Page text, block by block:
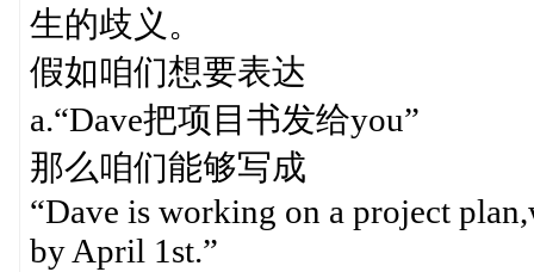
生的歧义。
假如咱们想要表达
a.“Dave把项目书发给you”
那么咱们能够写成
“Dave is working on a project
by April 1st.”